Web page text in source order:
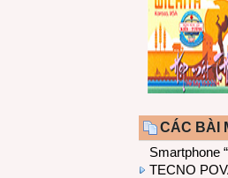
CÁC BÀI
Smartphone
TECNO